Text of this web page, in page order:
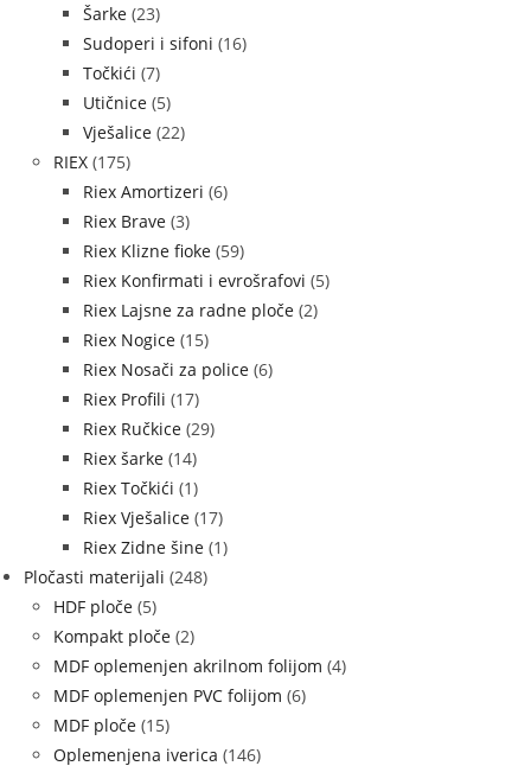
Šarke (23)
Sudoperi i sifoni (16)
Točkići (7)
Utičnice (5)
Vješalice (22)
RIEX (175)
Riex Amortizeri (6)
Riex Brave (3)
Riex Klizne fioke (59)
Riex Konfirmati i evrošrafovi (5)
Riex Lajsne za radne ploče (2)
Riex Nogice (15)
Riex Nosači za police (6)
Riex Profili (17)
Riex Ručkice (29)
Riex šarke (14)
Riex Točkići (1)
Riex Vješalice (17)
Riex Zidne šine (1)
Pločasti materijali (248)
HDF ploče (5)
Kompakt ploče (2)
MDF oplemenjen akrilnom folijom (4)
MDF oplemenjen PVC folijom (6)
MDF ploče (15)
Oplemenjena iverica (146)